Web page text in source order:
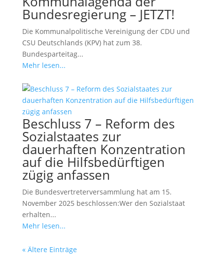
Bundesregierung – JETZT!
Die Kommunalpolitische Vereinigung der CDU und
CSU Deutschlands (KPV) hat zum 38.
Bundesparteitag...
Mehr lesen...
Beschluss 7 – Reform des
Sozialstaates zur
dauerhaften Konzentration
auf die Hilfsbedürftigen
zügig anfassen
Die Bundesvertreterversammlung hat am 15.
November 2025 beschlossen:Wer den Sozialstaat
erhalten...
Mehr lesen...
« Ältere Einträge